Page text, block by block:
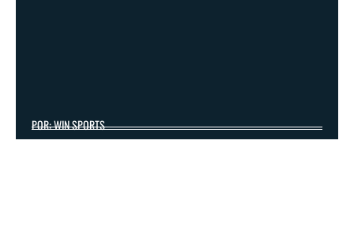
POR: WIN SPORTS